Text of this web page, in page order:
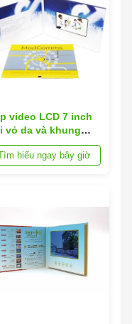
video LCD 7 inch
vỏ da và khung
trong bằng nhựa
trợ định dạng video
hiểu ngay bây giờ